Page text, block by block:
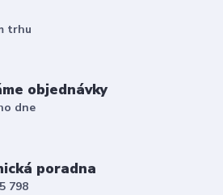
trhu
objednávky
dne
poradna
798